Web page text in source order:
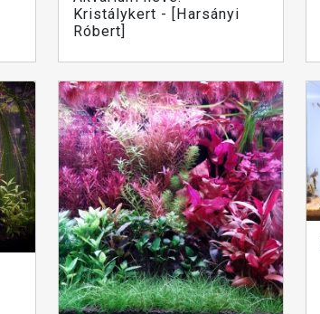
Kristálykert - [Harsányi
Róbert]